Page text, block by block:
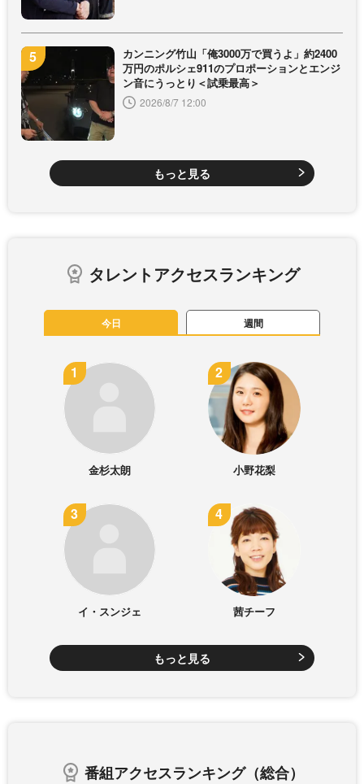
カンニング竹山「俺3000万で買うよ」約2400
万円のポルシェ911のプロポーションとエンジ
ン音にうっとり＜試乗最高＞
2026/8/7 12:00
もっと見る
タレントアクセスランキング
今日 週間
金杉太朗 小野花梨
イ・スンジェ 茜チーフ
もっと見る
番組アクセスランキング（総合）